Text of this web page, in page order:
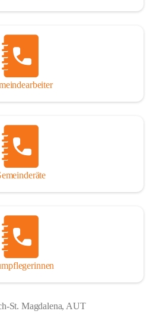
St. Magdalena, AUT